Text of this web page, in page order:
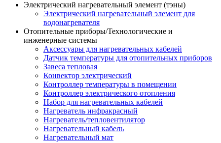
Электрический нагревательный элемент (тэны)
Электрический нагревательный элемент для
водонагревателя
Отопительные приборы/Технологические и
инженерные системы
Аксессуары для нагревательных кабелей
Датчик температуры для отопительных приборов
Завеса тепловая
Конвектор электрический
Контроллер температуры в помещении
Контроллер электрического отопления
Набор для нагревательных кабелей
Нагреватель инфракрасный
Нагреватель/тепловентилятор
Нагревательный кабель
Нагревательный мат